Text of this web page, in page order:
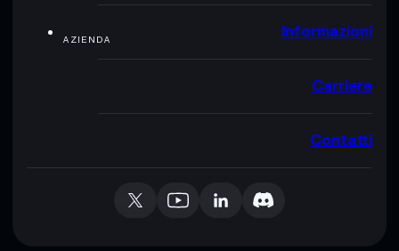
AZIENDA Informazioni
Carriere
Contatti